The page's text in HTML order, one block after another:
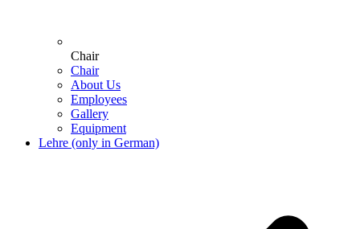
Chair
Chair
About Us
Employees
Gallery
Equipment
Lehre (only in German)